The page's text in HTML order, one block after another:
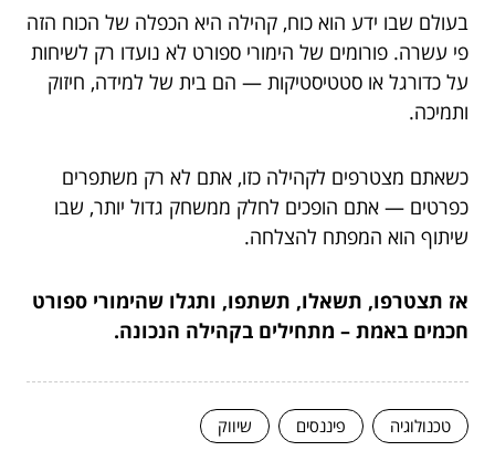
בעולם שבו ידע הוא כוח, קהילה היא הכפלה של הכוח הזה
פי עשרה. פורומים של הימורי ספורט לא נועדו רק לשיחות
על כדורגל או סטטיסטיקות — הם בית של למידה, חיזוק
ותמיכה.
כשאתם מצטרפים לקהילה כזו, אתם לא רק משתפרים
כפרטים — אתם הופכים לחלק ממשחק גדול יותר, שבו
שיתוף הוא המפתח להצלחה.
אז תצטרפו, תשאלו, תשתפו, ותגלו שהימורי ספורט
חכמים באמת – מתחילים בקהילה הנכונה.
טכנולוגיה פיננסים שיווק